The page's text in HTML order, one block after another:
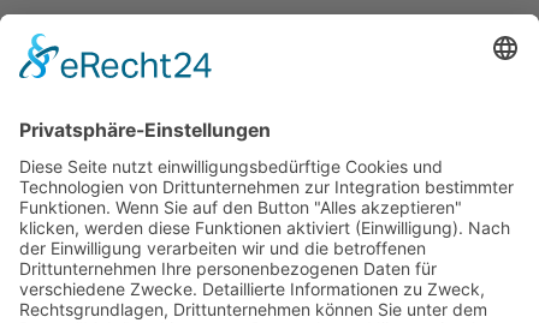
der Iona Lebensgemeinschaften für
Menschen mit Behinderung e.V. am
Um die Hitzewelle etwas erträglicher zu
gestalten, wurde von der Geschäftsleitung,
Herrn Langer, für alle eine kleine
Überraschung organisiert: